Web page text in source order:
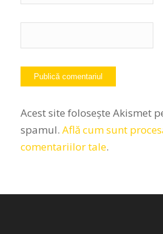
Acest site folosește Akismet
spamul. Află cum sunt
comentariilor tale.